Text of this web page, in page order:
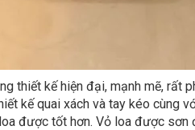
thiết kế hiện đại, mạnh mẽ, rất
kế quai xách và tay kéo cùng
được tốt hơn. Vỏ loa được